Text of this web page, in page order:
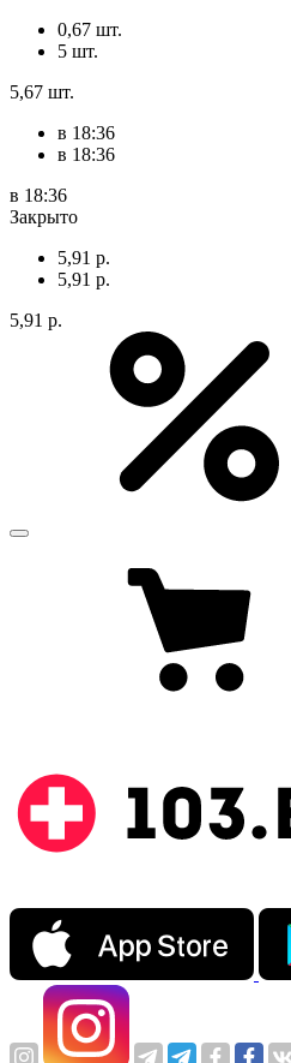
0,67 шт.
5 шт.
5,67 шт.
в 18:36
в 18:36
в 18:36
Закрыто
5,91 р.
5,91 р.
5,91 р.